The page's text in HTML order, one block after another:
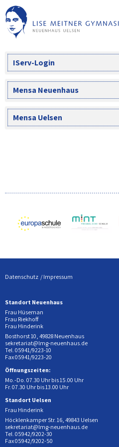
Skip
to
content
IServ-Login
Mensa Neuenhaus
Mensa Uelsen
Datenschutz Impressum
Standort Neuenhaus
Frau Hüseman
Frau Riekhoff
Frau Hinderink
Bosthorst 10, 49828 Neuenhaus
sekretariat@lmg-neuenhaus.de
Tel. 05941/9223-10
Fax 05941/9223-20
Öffnungszeiten:
Mo.-Do. 07.30 Uhr bis 15.00 Uhr
Fr. 07.30 Uhr bis 13.00 Uhr
Standort Uelsen
Frau Hinderink
Höcklenkamper Str. 16, 49843 Uelsen
sekretariat@lmg-neuenhaus.de
Tel. 05942/9202-30
Fax 05942/9202-50